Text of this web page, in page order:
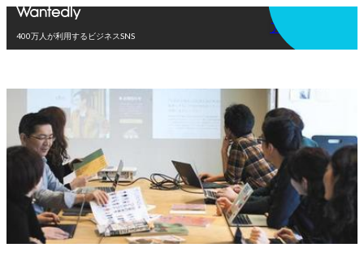
400万人が利用するビジネスSNS
アプリを使う